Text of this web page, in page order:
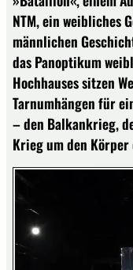
NTM, ein weibliches
männlichen
das Panoptikum
Hochhauses sitzen
Tarnumhängen für
– den Balkankrieg,
Krieg um den Körper